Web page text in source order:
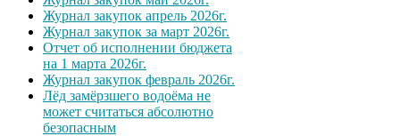
Журнал закупок апрель 2026г.
Журнал закупок за март 2026г.
Отчет об исполнении бюджета
на 1 марта 2026г.
Журнал закупок февраль 2026г.
Лёд замёрзшего водоёма не
может считаться абсолютно
безопасным